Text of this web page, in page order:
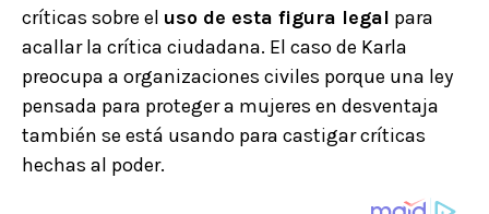
críticas sobre el uso de esta figura legal para
acallar la crítica ciudadana. El caso de Karla
preocupa a organizaciones civiles porque una ley
pensada para proteger a mujeres en desventaja
también se está usando para castigar críticas
hechas al poder.